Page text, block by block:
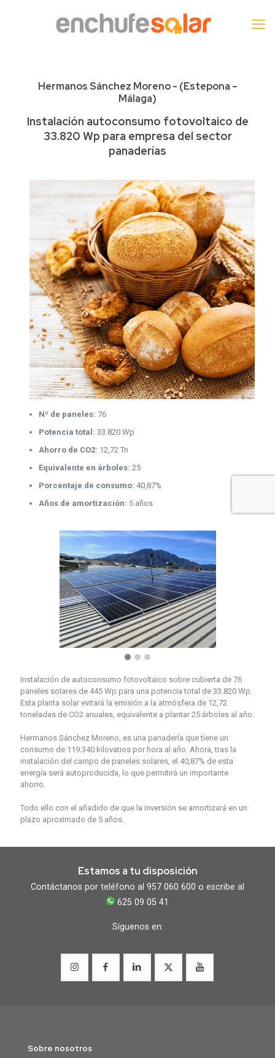
Hermanos Sánchez Moreno - (Estepona –
Málaga)
Instalación autoconsumo fotovoltaico de
33.820 Wp para empresa del sector
panaderías
Nº de paneles: 76
Potencia total: 33.820 Wp
Ahorro de CO2: 12,72 Tn
Equivalente en árboles: 25
Porcentaje de consumo: 40,87%
Años de amortización: 5 años
Instalación de autoconsumo fotovoltaico sobre cubierta de 76
paneles solares de 445 Wp para una potencia total de 33.820 Wp.
Esta planta solar evitará la emisión a la atmósfera de 12,72
toneladas de CO2 anuales, equivalente a plantar 25 árboles al año.
Hermanos Sánchez Moreno, es una panadería que tiene un
consumo de 119.340 kilovatios por hora al año. Ahora, tras la
instalación del campo de paneles solares, el 40,87% de esta
energía será autoproducida, lo que permitirá un importante
ahorro.
Todo ello con el añadido de que la inversión se amortizará en un
plazo aproximado de 5 años.
Estamos a tu disposición
Contáctanos por teléfono al 957 060 600 o escribe al
625 09 05 41
Síguenos en:
Sobre nosotros